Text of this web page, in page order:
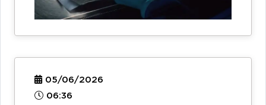
05/06/2026
06:36